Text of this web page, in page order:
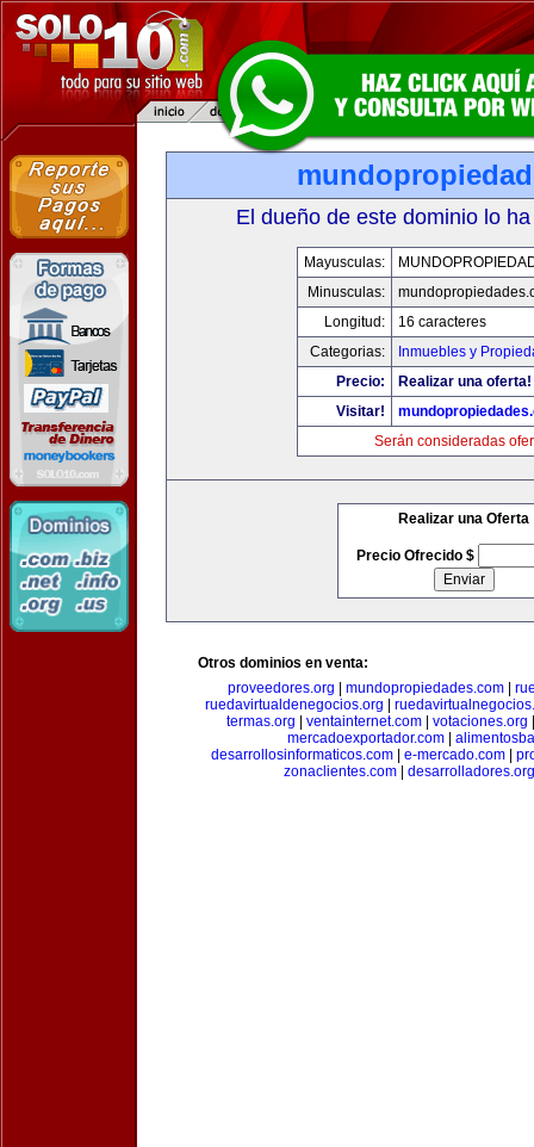
El dueño de este dominio lo
Mayusculas:
Minusculas:
Longitud:
16 caracteres
Categorias:
Inmuebles y
Precio:
Realizar una oferta!
Visitar!
Serán consideradas
Realizar una Oferta
Precio Ofrecido $
Otros dominios en venta:
proveedores.org
mundopropiedades.com
ruedavirtualdenegocios.org
termas.org
ventainternet.com votaciones.org
mercadoexportador.com|
desarrollosinformaticos.com| e-mercado.com|
zonaclientes.com
desarrolladores.org